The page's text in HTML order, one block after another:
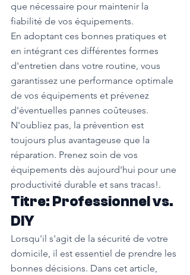
que nécessaire pour maintenir la
fiabilité de vos équipements.
En adoptant ces bonnes pratiques et
en intégrant ces différentes formes
d'entretien dans votre routine, vous
garantissez une performance optimale
de vos équipements et prévenez
d'éventuelles pannes coûteuses.
N'oubliez pas, la prévention est
toujours plus avantageuse que la
réparation. Prenez soin de vos
équipements dès aujourd'hui pour une
productivité durable et sans tracas!.
Titre: Professionnel vs.
DIY
Lorsqu'il s'agit de la sécurité de votre
domicile, il est essentiel de prendre les
bonnes décisions. Dans cet article,